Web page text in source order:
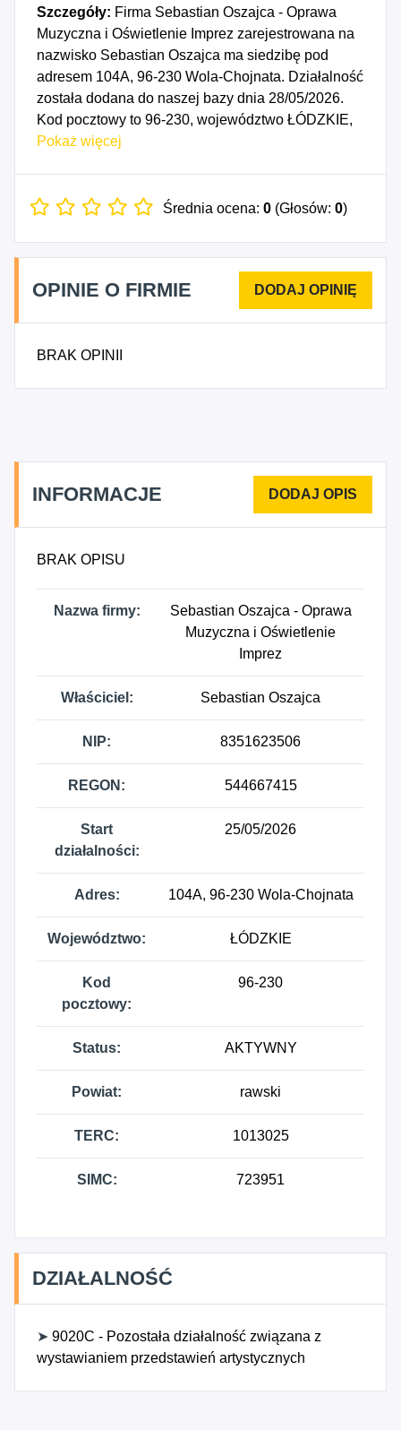
Szczegóły: Firma Sebastian Oszajca - Oprawa
Muzyczna i Oświetlenie Imprez zarejestrowana na
nazwisko Sebastian Oszajca ma siedzibę pod
adresem 104A, 96-230 Wola-Chojnata. Działalność
została dodana do naszej bazy dnia 28/05/2026.
Kod pocztowy to 96-230, województwo ŁÓDZKIE,
powiat rawski. Numer Identyfikacji Podatkowej NIP
Oświetlenie Imprez to 544667415. Data
- Pozostała działalność związana z wystawianiem
przedstawień artystycznych.
Pokaż więcej
Średnia ocena: 0 (Głosów: 0)
OPINIE O FIRMIE
BRAK OPINII
INFORMACJE
BRAK OPISU
Nazwa firmy:
Sebastian Oszajca - Oprawa
Muzyczna i Oświetlenie
Imprez
Właściciel: Sebastian Oszajca
NIP: 8351623506
REGON: 544667415
Start
działalności:
25/05/2026
Adres: 104A, 96-230 Wola-Chojnata
Województwo: ŁÓDZKIE
Kod
pocztowy:
96-230
Status: AKTYWNY
Powiat: rawski
TERC: 1013025
SIMC: 723951
DZIAŁALNOŚĆ
➤ 9020C - Pozostała działalność związana z
wystawianiem przedstawień artystycznych